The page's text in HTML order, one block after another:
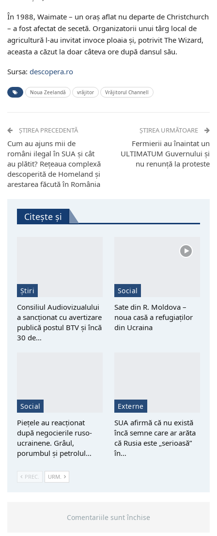
În 1988, Waimate – un oraș aflat nu departe de Christchurch
– a fost afectat de secetă. Organizatorii unui târg local de
agricultură l-au invitat invoce ploaia și, potrivit The Wizard,
aceasta a căzut la doar câteva ore după dansul său.
Sursa: descopera.ro
Noua Zeelandă vrăjitor Vrăjitorul Channell
ȘTIREA PRECEDENTĂ
Cum au ajuns mii de
români ilegal în SUA și cât
au plătit? Rețeaua complexă
descoperită de Homeland și
arestarea făcută în România
ȘTIREA URMĂTOARE
Fermierii au înaintat un
ULTIMATUM Guvernului și
nu renunță la proteste
Citește și
Știri
Consiliul Audiovizualului
a sancționat cu avertizare
publică postul BTV și încă
30 de…
Social
Sate din R. Moldova –
noua casă a refugiaților
din Ucraina
Social
Piețele au reacționat
după negocierile ruso-
ucrainene. Grâul,
porumbul și petrolul…
Externe
SUA afirmă că nu există
încă semne care ar arăta
că Rusia este „serioasă”
în…
PREC. URM.
Comentariile sunt închise